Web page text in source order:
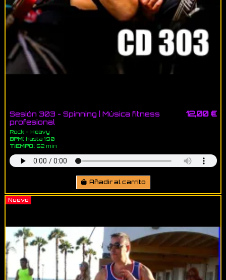
Sesión 303 - Spinning | Música fitness
profesional
Rock - Heavy
BPM:hasta 190
TIEMPO:52 min
12,00 €
Añadir al carrito
Nuevo